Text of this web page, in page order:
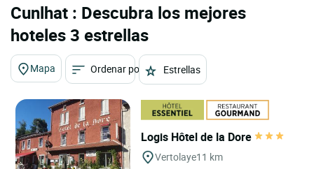
Cunlhat : Descubra los mejores
hoteles 3 estrellas
Mapa Ordenar por Estrellas
Logis Hôtel de la Dore
Vertolaye11 km